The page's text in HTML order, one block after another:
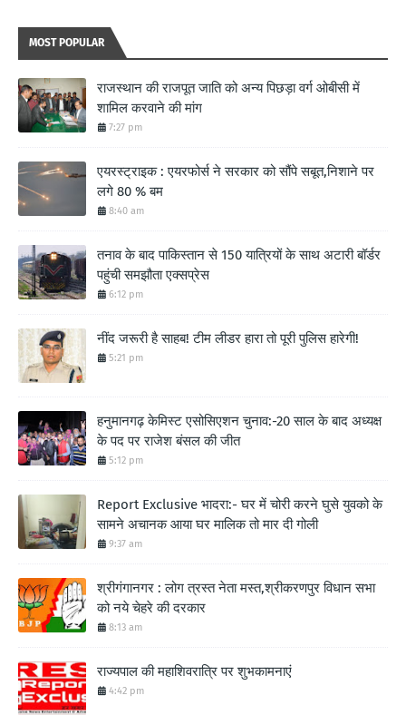
MOST POPULAR
राजस्थान की राजपूत जाति को अन्य पिछड़ा वर्ग ओबीसी में
शामिल करवाने की मांग
7:27 pm
एयरस्ट्राइक : एयरफोर्स ने सरकार को सौंपे सबूत,निशाने पर
लगे 80 % बम
8:40 am
तनाव के बाद पाकिस्तान से 150 यात्रियों के साथ अटारी बॉर्डर
पहुंची समझौता एक्सप्रेस
6:12 pm
नींद जरूरी है साहब! टीम लीडर हारा तो पूरी पुलिस हारेगी!
5:21 pm
हनुमानगढ़ केमिस्ट एसोसिएशन चुनाव:-20 साल के बाद अध्यक्ष
के पद पर राजेश बंसल की जीत
5:12 pm
Report Exclusive भादरा:- घर में चोरी करने घुसे युवको के
सामने अचानक आया घर मालिक तो मार दी गोली
9:37 am
श्रीगंगानगर : लोग त्रस्त नेता मस्त,श्रीकरणपुर विधान सभा
को नये चेहरे की दरकार
8:13 am
राज्यपाल की महाशिवरात्रि पर शुभकामनाएं
4:42 pm